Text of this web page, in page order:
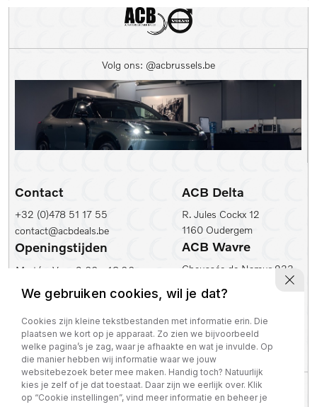
Volg ons: @acbrussels.be
Contact
+32 (0)478 51 17 55
contact@acbdeals.be
Openingstijden
Ma t/m Vr:
9.00 - 18.00
Zaterdag:
10.00 - 17.00
ACB Zaventem
Leuvensesteenweg 430
1930 Zaventem
ACB Delta
R. Jules Cockx 12
1160 Oudergem
ACB Wavre
Chaussée de Namur 233
ACB Leuven
Ambachtenlaan 2
3001 Leuven
Privacy policy
BTW nummer: BE 0821 129 645
We gebruiken cookies, wil je dat?
Cookies zijn kleine tekstbestanden met informatie erin. Die
plaatsen we kort op je apparaat. Zo zien we bijvoorbeeld
welke pagina’s je zag, waar je afhaakte en wat je invulde. Op
die manier hebben wij informatie waar we jouw
websitebezoek beter mee maken. Handig toch? Natuurlijk
kies je zelf of je dat toestaat. Daar zijn we eerlijk over. Klik
op “Cookie instellingen”, vind meer informatie en beheer je